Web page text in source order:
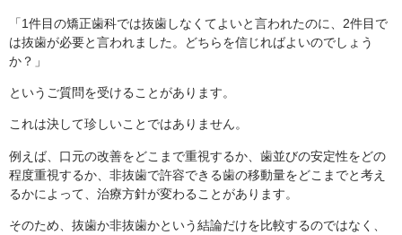
「1件目の矯正歯科では抜歯しなくてよいと言われたのに、2件目で
は抜歯が必要と言われました。どちらを信じればよいのでしょう
か？」
というご質問を受けることがあります。
これは決して珍しいことではありません。
例えば、口元の改善をどこまで重視するか、歯並びの安定性をどの
程度重視するか、非抜歯で許容できる歯の移動量をどこまでと考え
るかによって、治療方針が変わることがあります。
そのため、抜歯か非抜歯かという結論だけを比較するのではなく、